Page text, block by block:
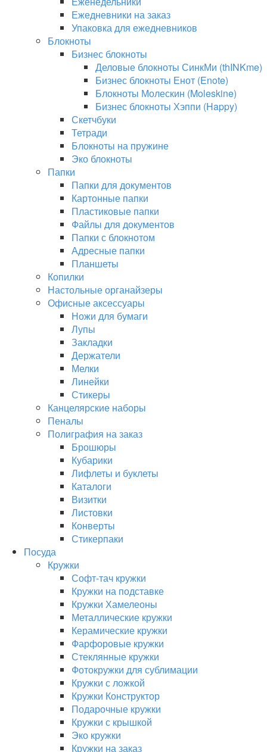
Ежедневники на заказ
Упаковка для ежедневников
Блокноты
Бизнес блокноты
Деловые блокноты СинкМи (thINKme)
Бизнес блокноты Енот (Enote)
Блокноты Молескин (Moleskine)
Бизнес блокноты Хэппи (Happy)
Скетчбуки
Тетради
Блокноты на пружине
Эко блокноты
Папки
Папки для документов
Картонные папки
Пластиковые папки
Файлы для документов
Папки с блокнотом
Адресные папки
Планшеты
Копилки
Настольные органайзеры
Офисные аксессуары
Ножи для бумаги
Лупы
Закладки
Держатели
Мелки
Линейки
Стикеры
Канцелярские наборы
Пеналы
Полиграфия на заказ
Брошюры
Кубарики
Лифлеты и буклеты
Каталоги
Визитки
Листовки
Конверты
Стикерпаки
Посуда
Кружки
Софт-тач кружки
Кружки на подставке
Кружки Хамелеоны
Металлические кружки
Керамические кружки
Фарфоровые кружки
Стеклянные кружки
Фотокружки для сублимации
Кружки с ложкой
Кружки Конструктор
Подарочные кружки
Кружки с крышкой
Эко кружки
Кружки на заказ